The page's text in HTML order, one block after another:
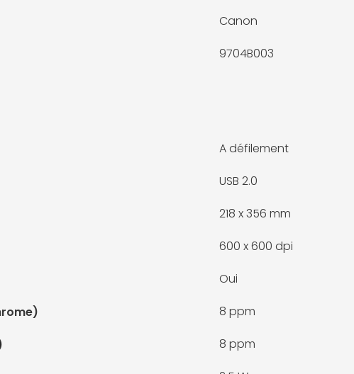
Canon
9704B003
A défilement
USB 2.0
218 x 356 mm
600 x 600 dpi
Oui
8 ppm
8 ppm